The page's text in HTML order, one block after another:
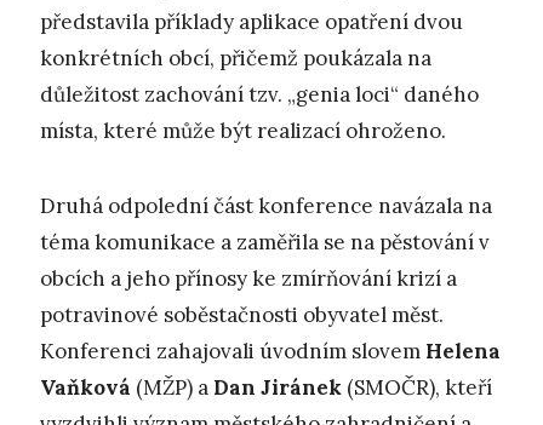
představila příklady aplikace opatření dvou
konkrétních obcí, přičemž poukázala na
důležitost zachování tzv. „genia loci“ daného
místa, které může být realizací ohroženo.
Druhá odpolední část konference navázala na
téma komunikace a zaměřila se na pěstování v
obcích a jeho přínosy ke zmírňování krizí a
potravinové soběstačnosti obyvatel měst.
Konferenci zahajovali úvodním slovem Helena
Vaňková (MŽP) a Dan Jiránek (SMOČR), kteří